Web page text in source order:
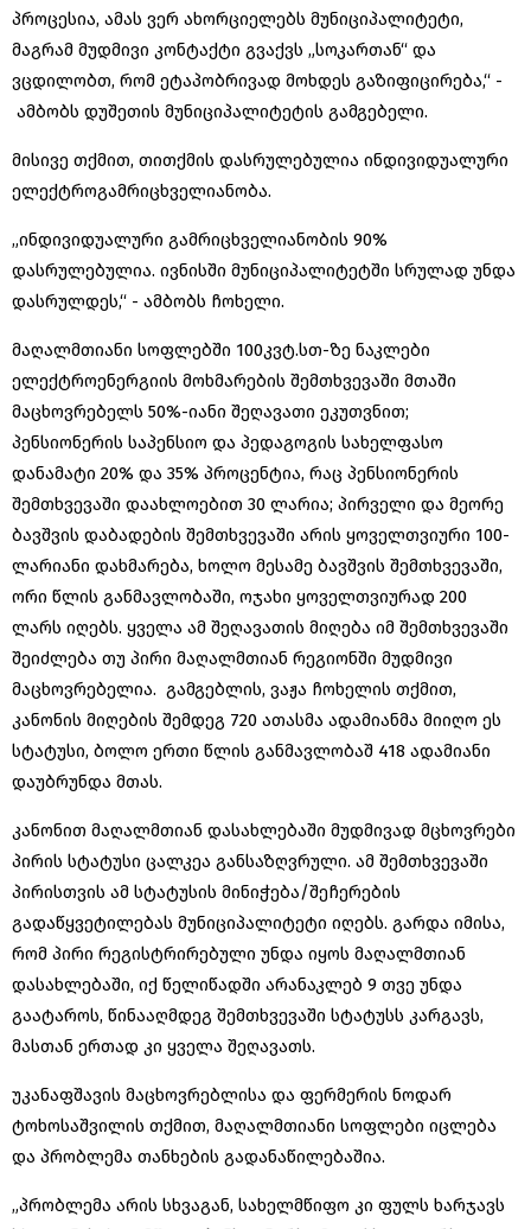
პროცესია, ამას ვერ ახორციელებს მუნიციპალიტეტი,
მაგრამ მუდმივი კონტაქტი გვაქვს „სოკართან“ და
ვცდილობთ, რომ ეტაპობრივად მოხდეს გაზიფიცირება,“ -
ამბობს დუშეთის მუნიციპალიტეტის გამგებელი.
მისივე თქმით, თითქმის დასრულებულია ინდივიდუალური
ელექტროგამრიცხველიანობა.
„ინდივიდუალური გამრიცხველიანობის 90%
დასრულებულია. ივნისში მუნიციპალიტეტში სრულად უნდა
დასრულდეს,“ - ამბობს ჩოხელი.
მაღალმთიანი სოფლებში 100კვტ.სთ-ზე ნაკლები
ელექტროენერგიის მოხმარების შემთხვევაში მთაში
მაცხოვრებელს 50%-იანი შეღავათი ეკუთვნით;
პენსიონერის საპენსიო და პედაგოგის სახელფასო
დანამატი 20% და 35% პროცენტია, რაც პენსიონერის
შემთხვევაში დაახლოებით 30 ლარია; პირველი და მეორე
ბავშვის დაბადების შემთხვევაში არის ყოველთვიური 100-
ლარიანი დახმარება, ხოლო მესამე ბავშვის შემთხვევაში,
ორი წლის განმავლობაში, ოჯახი ყოველთვიურად 200
ლარს იღებს. ყველა ამ შეღავათის მიღება იმ შემთხვევაში
შეიძლება თუ პირი მაღალმთიან რეგიონში მუდმივი
მაცხოვრებელია. გამგებლის, ვაჟა ჩოხელის თქმით,
კანონის მიღების შემდეგ 720 ათასმა ადამიანმა მიიღო ეს
სტატუსი, ბოლო ერთი წლის განმავლობაშ 418 ადამიანი
დაუბრუნდა მთას.
კანონით მაღალმთიან დასახლებაში მუდმივად მცხოვრები
პირის სტატუსი ცალკეა განსაზღვრული. ამ შემთხვევაში
პირისთვის ამ სტატუსის მინიჭება/შეჩერების
გადაწყვეტილებას მუნიციპალიტეტი იღებს. გარდა იმისა,
რომ პირი რეგისტრირებული უნდა იყოს მაღალმთიან
დასახლებაში, იქ წელიწადში არანაკლებ 9 თვე უნდა
გაატაროს, წინააღმდეგ შემთხვევაში სტატუსს კარგავს,
მასთან ერთად კი ყველა შეღავათს.
უკანაფშავის მაცხოვრებლისა და ფერმერის ნოდარ
ტოხოსაშვილის თქმით, მაღალმთიანი სოფლები იცლება
და პრობლემა თანხების გადანაწილებაშია.
„პრობლემა არის სხვაგან, სახელმწიფო კი ფულს ხარჯავს